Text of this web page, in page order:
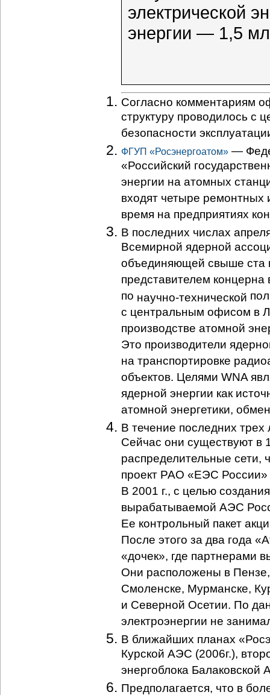
электрической
энергии — 1,5
Согласно комментариям
структуру проводилось с
безопасности
ФГУП «Росэнергоатом» —
«Российский
энергии на атомных
входят четыре
время на предприятиях
В последних числах
Всемирной ядерной
объединяющей свыше ста
представителем концерна
по научно-технической
с центральным офисом в
производстве атомной
Это производители
на транспортировке
объектов. Целями WNA
ядерной энергии как
атомной энергетики,
В течение последних
Сейчас они существуют в
распределительные
проект РАО «ЕЭС
В 2001 г., с целью
вырабатываемой АЭС
Ее контрольный пакет
После этого за два года
«дочек», где партнерами
Они расположены в
Смоленске, Мурманске,
и Северной Осетии. По
электроэнергии не
В ближайших планах
Курской АЭС (2006г.),
энергоблока Балаковской
Предполагается, что в